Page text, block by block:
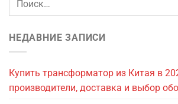
НЕДАВНИЕ ЗАПИСИ
Купить трансформатор из Китая в
производители, доставка и выбор